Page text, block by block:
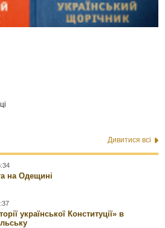
Дивитися всі
на Одещині
української Конституції» в